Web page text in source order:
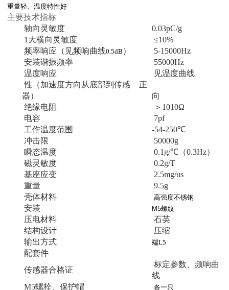
重量轻、温度特性好
主要技术指标
轴向灵敏度
0.03pC/g
1大横向灵敏度
≤10%
频率响应（见频响曲线0.5dB ）
5-15000Hz
安装谐振频率
55000Hz
温度响应
见温度曲线
性（加速度方向从底部到传感
器）
正
向
绝缘电阻
＞1010Ω
电容
7pf
工作温度范围
-54-250℃
冲击限
50000g
瞬态温度
0.1g/℃ （0.3Hz）
磁灵敏度
0.2g/T
基座应变
2.5mg/us
重量
9.5g
壳体材料
高强度不锈钢
安装 M5螺纹
压电材料
石英
结构设计
压缩
输出方式
端L5
配套件
传感器合格证
标定参数、频响曲
线
M5螺栓、保护帽
各一只